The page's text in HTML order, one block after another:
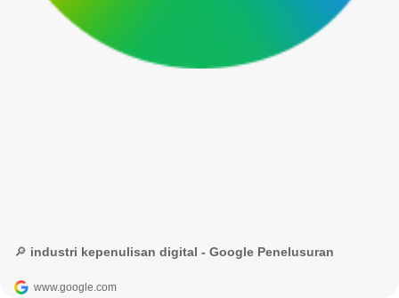
🔎 industri kepenulisan digital - Google Penelusuran
www.google.com